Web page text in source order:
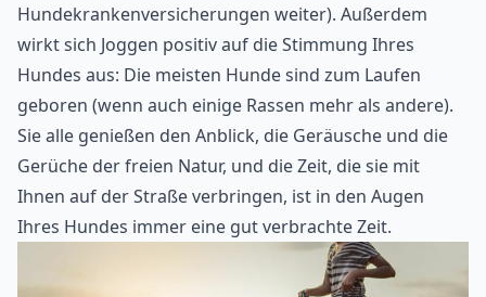
Hundekrankenversicherungen weiter). Außerdem
wirkt sich Joggen positiv auf die Stimmung Ihres
Hundes aus: Die meisten Hunde sind zum Laufen
geboren (wenn auch einige Rassen mehr als andere).
Sie alle genießen den Anblick, die Geräusche und die
Gerüche der freien Natur, und die Zeit, die sie mit
Ihnen auf der Straße verbringen, ist in den Augen
Ihres Hundes immer eine gut verbrachte Zeit.